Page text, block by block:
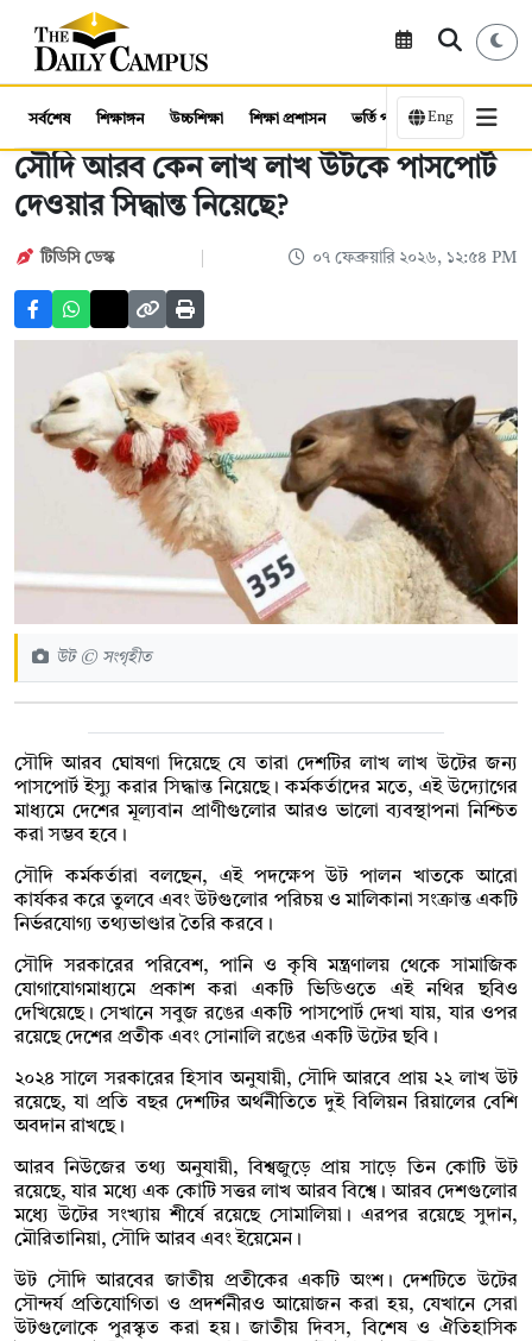
সর্বশেষ শিক্ষাঙ্গন উচ্চশিক্ষা শিক্ষা প্রশাসন ভর্তি পরীক্ষা কর্মসংস্থান
Eng
সৌদি আরব কেন লাখ লাখ উটকে পাসপোর্ট
দেওয়ার সিদ্ধান্ত নিয়েছে?
টিডিসি ডেস্ক ০৭ ফেব্রুয়ারি ২০২৬, ১২:৫৪ PM
উট © সংগৃহীত
সৌদি আরব ঘোষণা দিয়েছে যে তারা দেশটির লাখ লাখ উটের জন্য
পাসপোর্ট ইস্যু করার সিদ্ধান্ত নিয়েছে। কর্মকর্তাদের মতে, এই উদ্যোগের
মাধ্যমে দেশের মূল্যবান প্রাণীগুলোর আরও ভালো ব্যবস্থাপনা নিশ্চিত
করা সম্ভব হবে।
সৌদি কর্মকর্তারা বলছেন, এই পদক্ষেপ উট পালন খাতকে আরো
কার্যকর করে তুলবে এবং উটগুলোর পরিচয় ও মালিকানা সংক্রান্ত একটি
নির্ভরযোগ্য তথ্যভাণ্ডার তৈরি করবে।
সৌদি সরকারের পরিবেশ, পানি ও কৃষি মন্ত্রণালয় থেকে সামাজিক
যোগাযোগমাধ্যমে প্রকাশ করা একটি ভিডিওতে এই নথির ছবিও
দেখিয়েছে। সেখানে সবুজ রঙের একটি পাসপোর্ট দেখা যায়, যার ওপর
রয়েছে দেশের প্রতীক এবং সোনালি রঙের একটি উটের ছবি।
২০২৪ সালে সরকারের হিসাব অনুযায়ী, সৌদি আরবে প্রায় ২২ লাখ উট
রয়েছে, যা প্রতি বছর দেশটির অর্থনীতিতে দুই বিলিয়ন রিয়ালের বেশি
অবদান রাখছে।
আরব নিউজের তথ্য অনুযায়ী, বিশ্বজুড়ে প্রায় সাড়ে তিন কোটি উট
রয়েছে, যার মধ্যে এক কোটি সত্তর লাখ আরব বিশ্বে। আরব দেশগুলোর
মধ্যে উটের সংখ্যায় শীর্ষে রয়েছে সোমালিয়া। এরপর রয়েছে সুদান,
মৌরিতানিয়া, সৌদি আরব এবং ইয়েমেন।
উট সৌদি আরবের জাতীয় প্রতীকের একটি অংশ। দেশটিতে উটের
সৌন্দর্য প্রতিযোগিতা ও প্রদর্শনীরও আয়োজন করা হয়, যেখানে সেরা
উটগুলোকে পুরস্কৃত করা হয়। জাতীয় দিবস, বিশেষ ও ঐতিহাসিক